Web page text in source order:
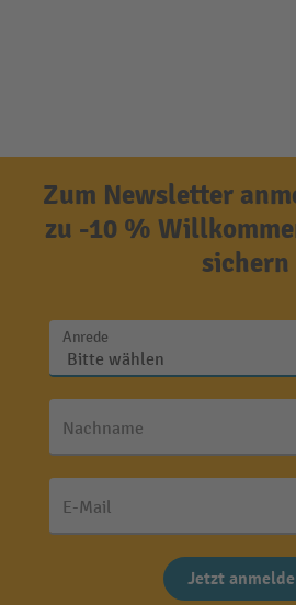
Zum Newsletter
zu -10 %
sichern
Anrede
Nachname
E-Mail
Jetzt